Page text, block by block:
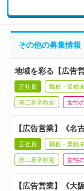
その他の募集情報
地域を彩る【広告
正社員 職種・業種
第二新卒歓迎 女性
【広告営業】《
正社員 職種・業種
第二新卒歓迎 女性
【広告営業】《